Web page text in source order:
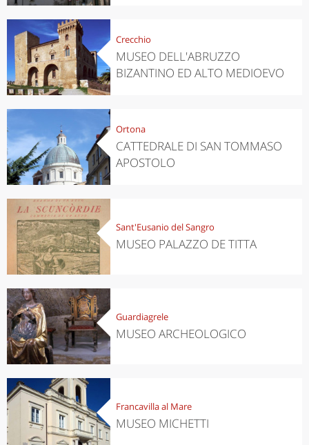
Crecchio
MUSEO DELL'ABRUZZO
BIZANTINO ED ALTO MEDIOEVO
Ortona
CATTEDRALE DI SAN TOMMASO
APOSTOLO
Sant'Eusanio del Sangro
MUSEO PALAZZO DE TITTA
Guardiagrele
MUSEO ARCHEOLOGICO
Francavilla al Mare
MUSEO MICHETTI